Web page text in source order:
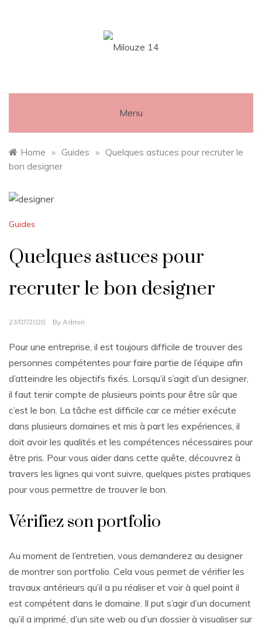
Menu
Home » Guides » Quelques astuces pour recruter le
bon designer
Guides
Quelques astuces pour
recruter le bon designer
23/07/2020 By Admin
Pour une entreprise, il est toujours difficile de trouver des
personnes compétentes pour faire partie de l’équipe afin
d’atteindre les objectifs fixés. Lorsqu’il s’agit d’un designer,
il faut tenir compte de plusieurs points pour être sûr que
c’est le bon. La tâche est difficile car ce métier exécute
dans plusieurs domaines et mis à part les expériences, il
doit avoir les qualités et les compétences nécessaires pour
être pris. Pour vous aider dans cette quête, découvrez à
travers les lignes qui vont suivre, quelques pistes pratiques
pour vous permettre de trouver le bon.
Vérifiez son portfolio
Au moment de l’entretien, vous demanderez au designer
de montrer son portfolio. Cela vous permet de vérifier les
travaux antérieurs qu’il a pu réaliser et voir à quel point il
est compétent dans le domaine. Il put s’agir d’un document
qu’il a imprimé, d’un site web ou d’un dossier à visualiser sur